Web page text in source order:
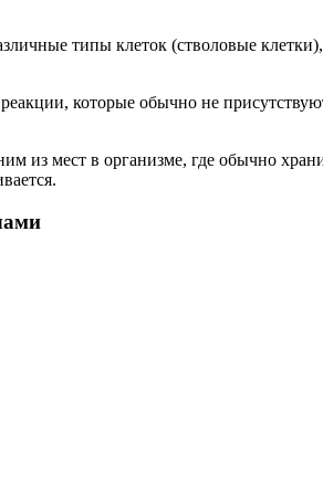
типы клеток (стволовые
которые обычно не
из мест в организме, где обычно